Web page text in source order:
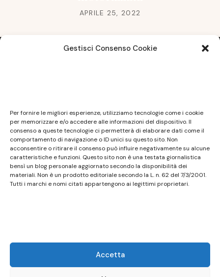
Gestisci Consenso Cookie
Per fornire le migliori esperienze, utilizziamo tecnologie come i cookie
per memorizzare e/o accedere alle informazioni del dispositivo. Il
consenso a queste tecnologie ci permetterà di elaborare dati come il
comportamento di navigazione o ID unici su questo sito. Non
acconsentire o ritirare il consenso può influire negativamente su alcune
caratteristiche e funzioni. Questo sito non è una testata giornalistica
bensì un blog personale aggiornato secondo la disponibilità dei
materiali. Non è un prodotto editoriale secondo la L. n. 62 del 7/3/2001.
Tutti i marchi e nomi citati appartengono ai legittimi proprietari.
Accetta
APRILE 25, 2022
non ha carattere periodico essendo aggiornato
secondo la disponibilità e la reperibilità dei materiali.
Pertanto non può essere considerato in alcun modo
un prodotto editoriale ai sensi della L. n. 62 del
7/3/2001. Tutti i marchi riportati appartengono ai
legittimi proprietari; marchi di terzi, nomi di prodotti,
tecnici, in totale rispetto della normativa europea.